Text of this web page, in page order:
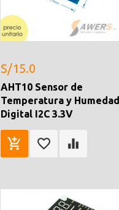
S/15.0
AHT10 Sensor de
Temperatura y Humedad
Digital I2C 3.3V